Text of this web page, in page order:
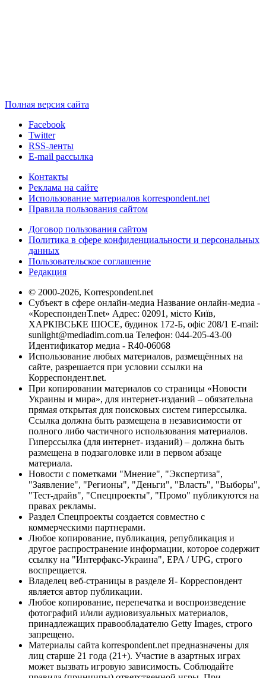
Полная версия сайта
Facebook
Twitter
RSS-ленты
E-mail рассылка
Контакты
Реклама на сайте
Использование материалов korrespondent.net
Правила пользования сайтом
Договор пользования сайтом
Политика в сфере конфиденциальности и персональных
данных
Пользовательское соглашение
Редакция
© 2000-2026, Korrespondent.net
Субъект в сфере онлайн-медиа Название онлайн-медиа -
«КореспонденТ.net» Адрес: 02091, місто Київ,
ХАРКІВСЬКЕ ШОСЕ, будинок 172-Б, офіс 208/1 E-mail:
sunlight@mediadim.com.ua Телефон: 044-205-43-00
Идентификатор медиа - R40-06068
Использование любых материалов, размещённых на
сайте, разрешается при условии ссылки на
Корреспондент.net.
При копировании материалов со страницы «Новости
Украины и мира», для интернет-изданий – обязательна
прямая открытая для поисковых систем гиперссылка.
Ссылка должна быть размещена в независимости от
полного либо частичного использования материалов.
Гиперссылка (для интернет- изданий) – должна быть
размещена в подзаголовке или в первом абзаце
материала.
Новости с пометками "Мнение", "Экспертиза",
"Заявление", "Регионы", "Деньги", "Власть", "Выборы",
"Тест-драйв", "Спецпроекты", "Промо" публикуются на
правах рекламы.
Раздел Спецпроекты создается совместно с
коммерческими партнерами.
Любое копирование, публикация, републикация и
другое распространение информации, которое содержит
ссылку на "Интерфакс-Украина", EPA / UPG, строго
воспрещается.
Владелец веб-страницы в разделе Я- Корреспондент
является автор публикации.
Любое копирование, перепечатка и воспроизведение
фотографий и/или аудиовизуальных материалов,
принадлежащих правообладателю Getty Images, строго
запрещено.
Материалы сайта korrespondent.net предназначены для
лиц старше 21 года (21+). Участие в азартных играх
может вызвать игровую зависимость. Соблюдайте